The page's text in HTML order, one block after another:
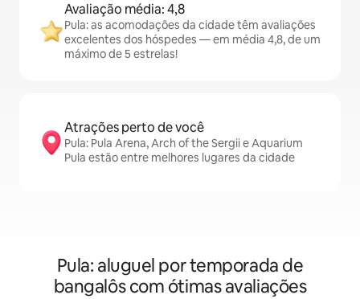
Avaliação média: 4,8
Pula: as acomodações da cidade têm avaliações
excelentes dos hóspedes — em média 4,8, de um
máximo de 5 estrelas!
Atrações perto de você
Pula: Pula Arena, Arch of the Sergii e Aquarium
Pula estão entre melhores lugares da cidade
Pula: aluguel por temporada de
bangalôs com ótimas avaliações